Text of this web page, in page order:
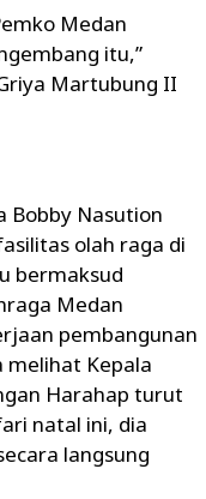
Medan
itu,”
Martubung II
Bobby Nasution
olah raga di
bermaksud
Medan
pembangunan
melihat Kepala
Harahap turut
natal ini, dia
langsung